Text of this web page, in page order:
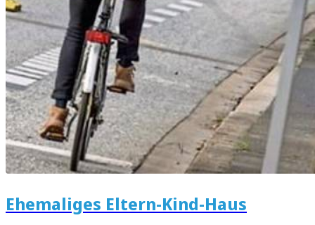
Ehemaliges Eltern-Kind-Haus